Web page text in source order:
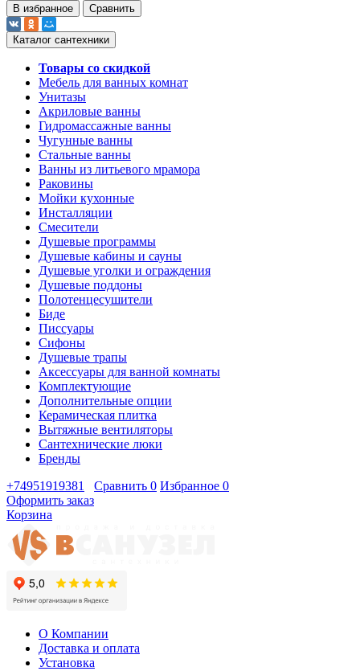
В избранное Сравнить
Каталог сантехники
Товары со скидкой
Мебель для ванных комнат
Унитазы
Акриловые ванны
Гидромассажные ванны
Чугунные ванны
Стальные ванны
Ванны из литьевого мрамора
Раковины
Мойки кухонные
Инсталляции
Смесители
Душевые программы
Душевые кабины и сауны
Душевые уголки и ограждения
Душевые поддоны
Полотенцесушители
Биде
Писсуары
Сифоны
Душевые трапы
Аксессуары для ванной комнаты
Комплектующие
Дополнительные опции
Керамическая плитка
Вытяжные вентиляторы
Сантехнические люки
Бренды
+74951919381
Сравнить 0 Избранное 0
Оформить заказ
Корзина
О Компании
Доставка и оплата
Установка